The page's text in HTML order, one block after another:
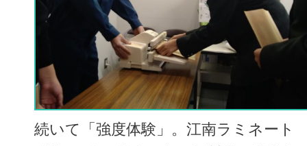
続いて「強度体験」。江南ラミネート